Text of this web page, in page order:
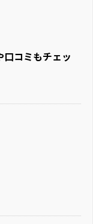
コミもチェッ